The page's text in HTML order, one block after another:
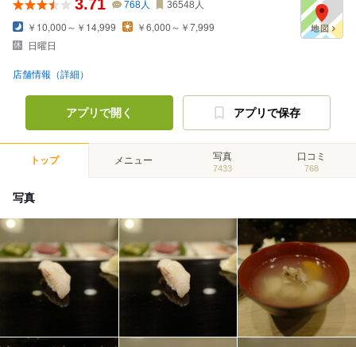
3.71 768人 36548 人
￥10,000～￥14,999
￥6,000～￥7,999
日曜日
店舗情報（詳細）
アプリで開く アプリで保存
トップ メニュー 写真
7433
口コミ
768
写真